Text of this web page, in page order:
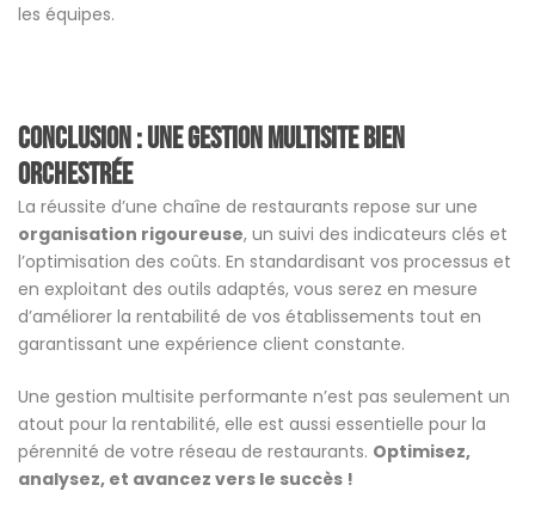
les équipes.
Conclusion : une gestion multisite bien
orchestrée
La réussite d’une chaîne de restaurants repose sur une
organisation rigoureuse, un suivi des indicateurs clés et
l’optimisation des coûts. En standardisant vos processus et
en exploitant des outils adaptés, vous serez en mesure
d’améliorer la rentabilité de vos établissements tout en
garantissant une expérience client constante.
Une gestion multisite performante n’est pas seulement un
atout pour la rentabilité, elle est aussi essentielle pour la
pérennité de votre réseau de restaurants. Optimisez,
analysez, et avancez vers le succès !